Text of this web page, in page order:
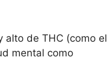
alto de THC (como el
mental como